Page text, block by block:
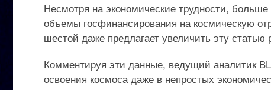
Несмотря на экономические трудности,
объемы госфинансирования на космическую
шестой даже предлагает увеличить эту
Комментируя эти данные, ведущий аналитик
освоения космоса даже в непростых